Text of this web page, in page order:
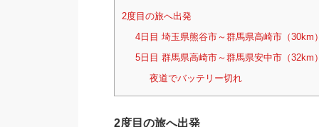
2度目の旅へ出発
4日目 埼玉県熊谷市～群馬県高崎市（30km）
5日目 群馬県高崎市～群馬県安中市（32km）
夜道でバッテリー切れ
2度目の旅へ出発